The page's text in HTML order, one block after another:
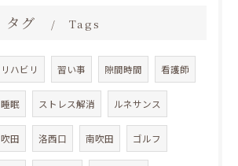
タグ Tags
リハビリ 習い事 隙間時間 看護師
睡眠 ストレス解消 ルネサンス
吹田 洛西口 南吹田 ゴルフ